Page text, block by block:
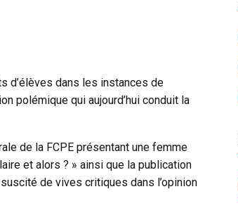
d’élèves dans les instances de
polémique qui aujourd’hui conduit la
de la FCPE présentant une femme
et alors ? » ainsi que la publication
de vives critiques dans l’opinion